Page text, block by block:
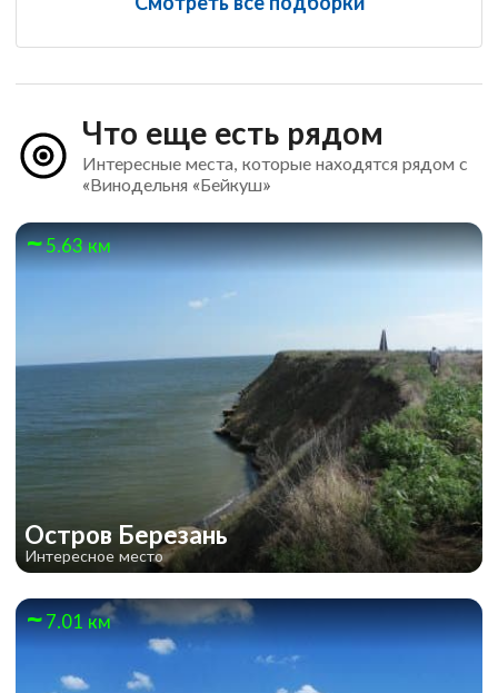
Что еще есть рядом
Интересные места, которые находятся рядом с
«Винодельня «Бейкуш»
5.63 км
Остров Березань
Интересное место
7.01 км